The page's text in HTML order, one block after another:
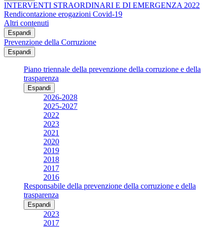
INTERVENTI STRAORDINARI E DI EMERGENZA 2022
Rendicontazione erogazioni Covid-19
Altri contenuti
Espandi
Prevenzione della Corruzione
Espandi
Piano triennale della prevenzione della corruzione e della
trasparenza
Espandi
2026-2028
2025-2027
2022
2023
2021
2020
2019
2018
2017
2016
Responsabile della prevenzione della corruzione e della
trasparenza
Espandi
2023
2017